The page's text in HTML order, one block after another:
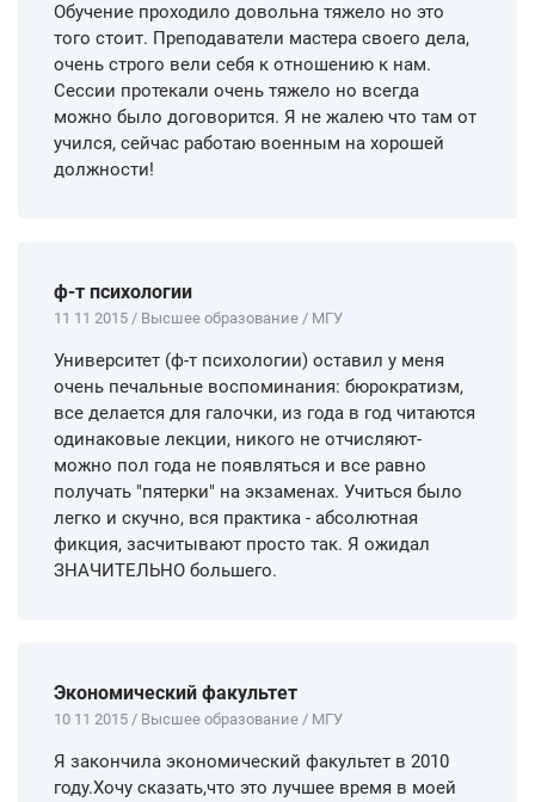
Обучение проходило довольна тяжело но это
того стоит. Преподаватели мастера своего дела,
очень строго вели себя к отношению к нам.
Сессии протекали очень тяжело но всегда
можно было договорится. Я не жалею что там от
учился, сейчас работаю военным на хорошей
должности!
ф-т психологии
11 11 2015 / Высшее образование / МГУ
Университет (ф-т психологии) оставил у меня
очень печальные воспоминания: бюрократизм,
все делается для галочки, из года в год читаются
одинаковые лекции, никого не отчисляют-
можно пол года не появляться и все равно
получать "пятерки" на экзаменах. Учиться было
легко и скучно, вся практика - абсолютная
фикция, засчитывают просто так. Я ожидал
ЗНАЧИТЕЛЬНО большего.
Экономический факультет
10 11 2015 / Высшее образование / МГУ
Я закончила экономический факультет в 2010
году.Хочу сказать,что это лучшее время в моей